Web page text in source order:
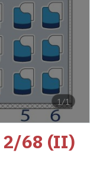
1/1
2/68 (II)